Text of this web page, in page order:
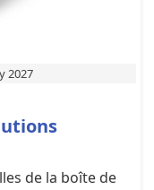
2027
de la boîte de